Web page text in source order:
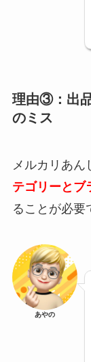
理由③：出
のミス
メルカリあん
テゴリーとブ
ることが必要
あやの